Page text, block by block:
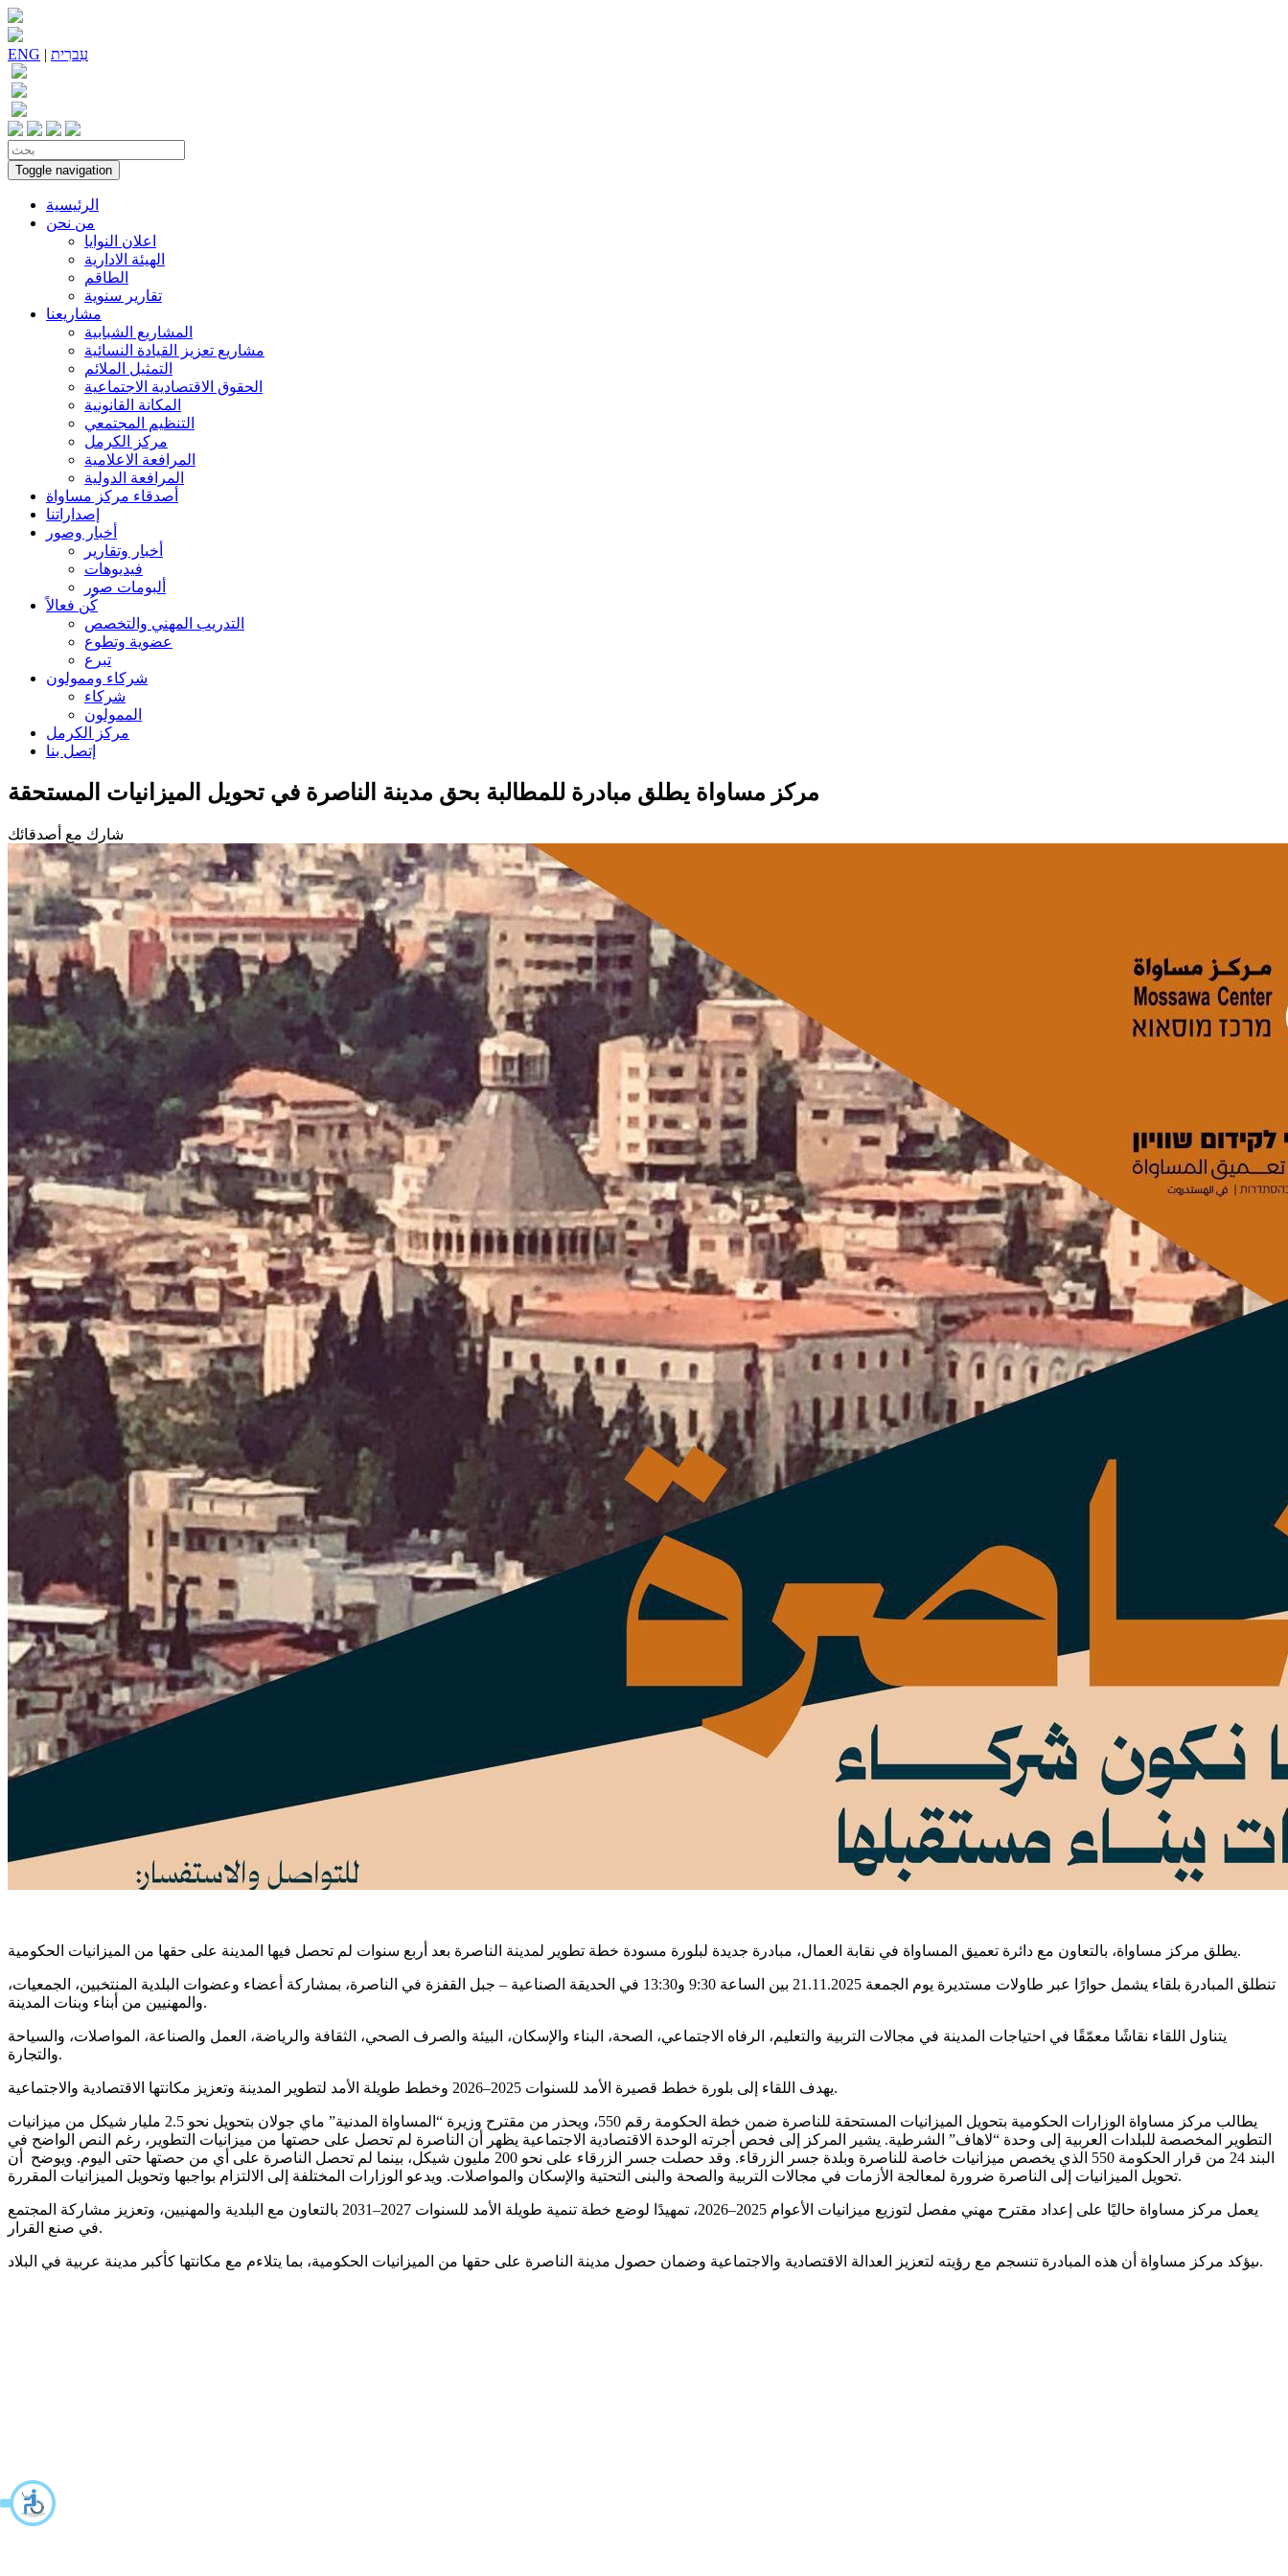
ENG | עִברִית
Toggle navigation
الرئيسية
من نحن
اعلان النوايا
الهيئة الادارية
الطاقم
تقارير سنوية
مشاريعنا
المشاريع الشبابية
مشاريع تعزيز القيادة النسائية
التمثيل الملائم
الحقوق الاقتصادية الاجتماعية
المكانة القانونية
التنظيم المجتمعي
مركز الكرمل
المرافعة الاعلامية
المرافعة الدولية
أصدقاء مركز مساواة
إصداراتنا
أخبار وصور
أخبار وتقارير
فيديوهات
ألبومات صور
كُن فعالاً
التدريب المهني والتخصص
عضوية وتطوع
تبرع
شركاء وممولون
شركاء
الممولون
مركز الكرمل
إتصل بنا
مركز مساواة يطلق مبادرة للمطالبة بحق مدينة الناصرة في تحويل الميزانيات المستحقة
شارك مع أصدقائك
يطلق مركز مساواة، بالتعاون مع دائرة تعميق المساواة في نقابة العمال، مبادرة جديدة لبلورة مسودة خطة تطوير لمدينة الناصرة بعد أربع سنوات لم تحصل فيها المدينة على حقها من الميزانيات الحكومية.
تنطلق المبادرة بلقاء يشمل حوارًا عبر طاولات مستديرة يوم الجمعة 21.11.2025 بين الساعة 9:30 و13:30 في الحديقة الصناعية – جبل القفزة في الناصرة، بمشاركة أعضاء وعضوات البلدية المنتخبين، الجمعيات،
والمهنيين من أبناء وبنات المدينة.
يتناول اللقاء نقاشًا معمّقًا في احتياجات المدينة في مجالات التربية والتعليم، الرفاه الاجتماعي، الصحة، البناء والإسكان، البيئة والصرف الصحي، الثقافة والرياضة، العمل والصناعة، المواصلات، والسياحة
والتجارة.
يهدف اللقاء إلى بلورة خطط قصيرة الأمد للسنوات 2025–2026 وخطط طويلة الأمد لتطوير المدينة وتعزيز مكانتها الاقتصادية والاجتماعية.
يطالب مركز مساواة الوزارات الحكومية بتحويل الميزانيات المستحقة للناصرة ضمن خطة الحكومة رقم 550، ويحذر من مقترح وزيرة “المساواة المدنية” ماي جولان بتحويل نحو 2.5 مليار شيكل من ميزانيات
التطوير المخصصة للبلدات العربية إلى وحدة “لاهاف” الشرطية. يشير المركز إلى فحص أجرته الوحدة الاقتصادية الاجتماعية يظهر أن الناصرة لم تحصل على حصتها من ميزانيات التطوير، رغم النص الواضح في
البند 24 من قرار الحكومة 550 الذي يخصص ميزانيات خاصة للناصرة وبلدة جسر الزرقاء. وقد حصلت جسر الزرقاء على نحو 200 مليون شيكل، بينما لم تحصل الناصرة على أي من حصتها حتى اليوم. ويوضح أن
تحويل الميزانيات إلى الناصرة ضرورة لمعالجة الأزمات في مجالات التربية والصحة والبنى التحتية والإسكان والمواصلات. ويدعو الوزارات المختلفة إلى الالتزام بواجبها وتحويل الميزانيات المقررة.
يعمل مركز مساواة حاليًا على إعداد مقترح مهني مفصل لتوزيع ميزانيات الأعوام 2025–2026، تمهيدًا لوضع خطة تنمية طويلة الأمد للسنوات 2027–2031 بالتعاون مع البلدية والمهنيين، وتعزيز مشاركة المجتمع
في صنع القرار.
ىيؤكد مركز مساواة أن هذه المبادرة تنسجم مع رؤيته لتعزيز العدالة الاقتصادية والاجتماعية وضمان حصول مدينة الناصرة على حقها من الميزانيات الحكومية، بما يتلاءم مع مكانتها كأكبر مدينة عربية في البلاد.